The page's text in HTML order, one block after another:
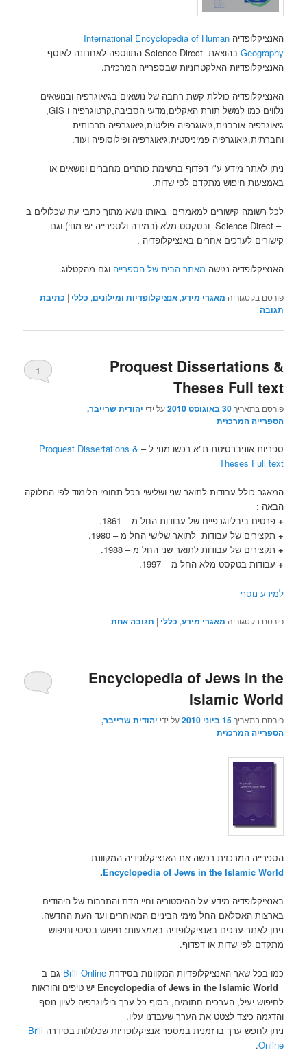
האנציקלופדיהInternational Encyclopedia of Human
Geography
בהוצאת Science Direct התווספה לאחרונה לאוסף
האנציקלופדיות האלקטרוניות שבספרייה המרכזית.
האנציקלופדיה כוללת קשת רחבה של נושאים בגיאוגרפיה ובנושאים
נלווים כמו למשל תורת האקלים,מדעי הסביבה,קרטוגרפיה ו GIS,
גיאוגרפיה אורבנית,גיאוגרפיה פוליטית,גיאוגרפיה תרבותית
וחברתית,גיאוגרפיה פמיניסטית,גיאוגרפיה ופילוסופיה ועוד.
ניתן לאתר מידע ע"י דפדוף ברשימת כותרים מחברים ונושאים או
באמצעות חיפוש מתקדם לפי שדות.
לכל רשומה קישורים למאמרים באותו נושא מתוך כתבי עת שכלולים ב
– Science Direct ובטקסט מלא (במידה ולספרייה יש מנוי) וגם
קישורים לערכים אחרים באנציקלופדיה .
האנציקלופדיה נגישה מאתר הבית של הספרייה וגם מהקטלוג.
פורסם בקטגוריה מאגרי מידע,אנציקלופדיות ומילונים, כללי | כתיבת
תגובה
Proquest Dissertations &
Theses Full text
פורסם בתאריך30 באוגוסט 2010 על ידי יהודית שרייבר,
הספרייה המרכזית
1
ספריות אוניברסיטת ת"א רכשו מנוי ל – Proquest Dissertations &
Theses Full text
המאגר כולל עבודות לתואר שני ושלישי בכל תחומי הלימוד לפי החלוקה
הבאה :
+ פרטים ביבליוגרפיים של עבודות החל מ – 1861.
+ תקצירים של עבודות לתואר שלישי החל מ – 1980.
+ תקצירים של עבודות לתואר שני החל מ – 1988.
+ עבודות בטקסט מלא החל מ – 1997.
למידע נוסף
פורסם בקטגוריה מאגרי מידע, כללי | תגובהאחת
Encyclopedia of Jews in the
Islamic World
פורסם בתאריך15 ביוני 2010 על ידי יהודית שרייבר,
הספרייה המרכזית
הספרייה המרכזית רכשה את האנציקלופדיה המקוונת
Encyclopedia of Jews in the Islamic World
.
באנציקלופדיה מידע על ההיסטוריה וחיי הדת והתרבות של היהודים
בארצות האסלאם החל מימי הביניים המאוחרים ועד העת החדשה.
ניתן לאתר ערכים באנציקלופדיה באמצעות: חיפוש בסיסי וחיפוש
מתקדם לפי שדות או דפדוף.
כמו בכל שאר האנציקלופדיות המקוונות בסידרתBrill Online גם ב –
יש טיפים והוראות
לחיפוש יעיל, הערכים חתומים, בסוף כל ערך ביליוגרפיה לעיון נוסף
והדגמה כיצד לצטט את הערך שעבדנו עליו.
ניתן לחפש ערך בו זמנית במספר אנציקלופדיות שכלולות בסידרה Brill
Online
.